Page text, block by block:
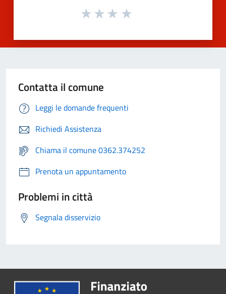
Contatta il comune
Leggi le domande frequenti
Richiedi Assistenza
Chiama il comune 0362.374252
Prenota un appuntamento
Problemi in città
Segnala disservizio